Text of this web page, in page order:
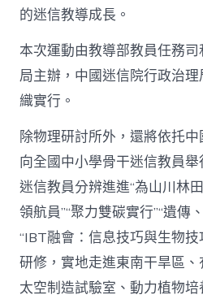
的迷信教導成長。
本次運動由教導部教員任務
局主辦，中國迷信院行政治
織實行。
除物理研討所外，還將依托
向全國中小學骨干迷信教員
迷信教員分辨進進“為山川林
領航員”“聚力雙碳實行”“遺傳
“IBT融會：信息技巧與生物
研修，實地走進東南干旱區、
太空制造試驗室、動力植物